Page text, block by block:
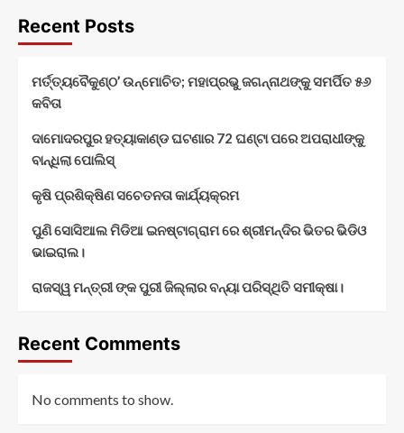
Recent Posts
ମର୍ତ୍ତ୍ୟବୈକୁଣ୍ଠ’ ଉନ୍ମୋଚିତ; ମହାପ୍ରଭୁ ଜଗନ୍ନାଥଙ୍କୁ ସମର୍ପିତ ୫୬
କବିତା
ଦାମୋଦରପୁର ହତ୍ୟାକାଣ୍ଡ ଘଟଣାର 72 ଘଣ୍ଟା ପରେ ଅପରାଧୀଙ୍କୁ
ବାନ୍ଧିଲା ପୋଲିସ୍
କୃଷି ପ୍ରଶିକ୍ଷିଣ ସଚେତନତା କାର୍ଯ୍ୟକ୍ରମ
ପୁଣି ସୋସିଆଲ ମିଡିଆ ଇନଷ୍ଟାଗ୍ରାମ ରେ ଶ୍ରୀମନ୍ଦିର ଭିତର ଭିଡିଓ
ଭାଇରାଲ।
ରାଜସ୍ୱ ମନ୍ତ୍ରୀ ଙ୍କ ପୁରୀ ଜିଲ୍ଲାର ବନ୍ୟା ପରିସ୍ଥିତି ସମୀକ୍ଷା।
Recent Comments
No comments to show.